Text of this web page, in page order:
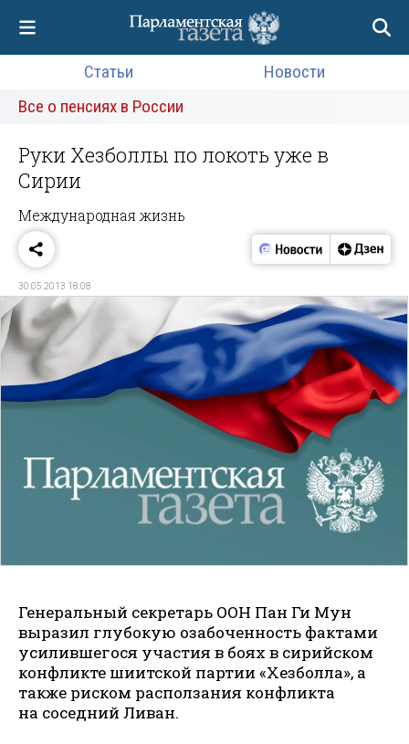
Статьи
Новости
Все о пенсиях в России
Руки Хезболлы по локоть уже в
Сирии
Международная жизнь
30.05.2013 18:08
Генеральный секретарь ООН Пан Ги Мун
выразил глубокую озабоченность фактами
усилившегося участия в боях в сирийском
конфликте шиитской партии «Хезболла», а
также риском расползания конфликта
на соседний Ливан.